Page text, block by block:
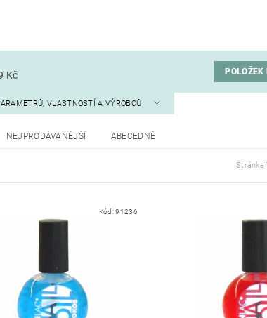
Kč
VLASTNOSTÍ A VÝROBCŮ
NEJPRODÁVANĚJŠÍ ABECEDNĚ
Stránka
Kód:91236